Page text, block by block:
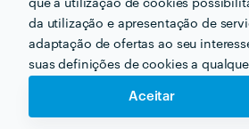
que a utilização de cookies
da utilização e apresentação de
adaptação de ofertas ao seu
suas definições de cookies a
Aceitar
Humberto Ornelas
Remodelação de cozinha
17 Set 2014
Fez um bom trabalho voltaria a